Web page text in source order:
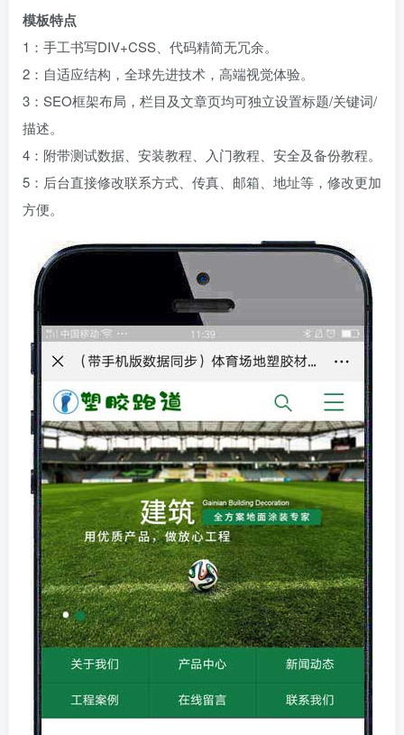
模板特点
1：手工书写DIV+CSS、代码精简无冗余。
2：自适应结构，全球先进技术，高端视觉体验。
3：SEO框架布局，栏目及文章页均可独立设置标题/关键词/
描述。
4：附带测试数据、安装教程、入门教程、安全及备份教程。
5：后台直接修改联系方式、传真、邮箱、地址等，修改更加
方便。